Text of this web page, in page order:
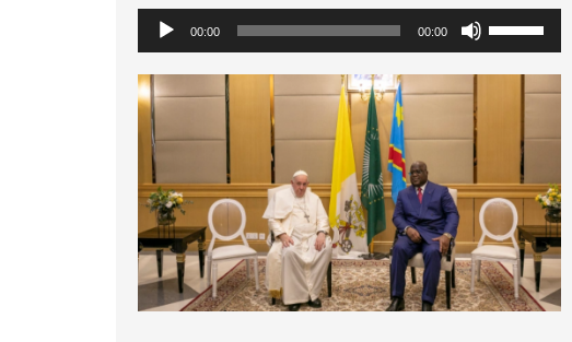
Lecteur
audio
00:00 00:00
flèches
haut/bas
augmenter
diminuer
le
volume.